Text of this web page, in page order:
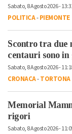
Sabato, 8 Agosto 2026 -
POLITICA-PIEMONTE
Scontro tra due
centauri sono
Sabato, 8 Agosto 2026 -
CRONACA-TORTONA
Memorial
rigori
Sabato, 8 Agosto 2026 -